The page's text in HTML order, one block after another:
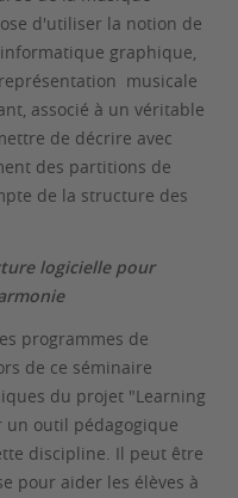
d'utiliser la notion de
graphique,
musicale
associé à un véritable
de décrire avec
des partitions de
de la structure des
logicielle pour
programmes de
de ce séminaire
du projet "Learning
un outil pédagogique
discipline. Il peut être
pour aider les élèves à